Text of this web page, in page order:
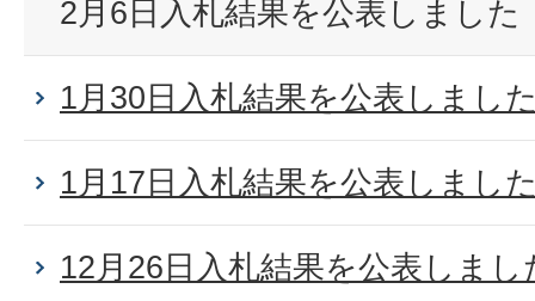
2月6日入札結果を公表しました
1月30日入札結果を公表しまし
1月17日入札結果を公表しまし
12月26日入札結果を公表しまし